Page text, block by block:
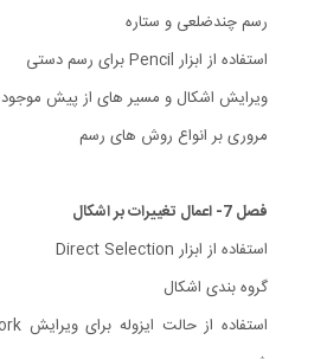
رسم چندضلعی و ستاره
استفاده از ابزار Pencil برای رسم دستی
ویرایش اشکال و مسیر های از پیش موجود
مروری بر انواع روش های رسم
فصل 7- اعمال تغییرات بر اشکال
استفاده از ابزار Direct Selection
گروه بندی اشکال